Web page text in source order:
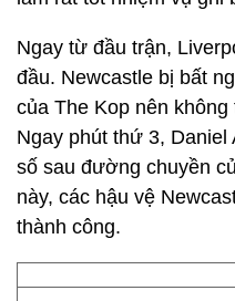
Ngay từ đầu trận,
đầu. Newcastle bị bất
của The Kop nên
Ngay phút thứ 3,
số sau đường chuyền
này, các hậu vệ
thành công.